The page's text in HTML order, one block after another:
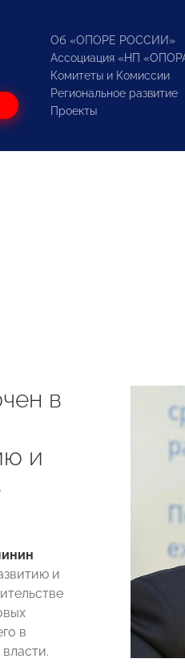
Об «ОПОРЕ РОССИИ»
Ассоциация «НП
Комитеты и Комиссии
Региональное развитие
Проекты
в
и
и
в